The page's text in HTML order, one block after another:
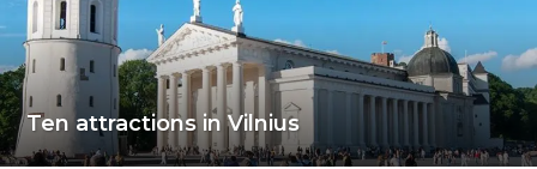
Ten attractions in Vilnius